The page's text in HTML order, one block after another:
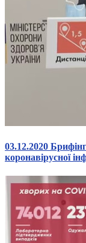
03.12.2020
коронавірусної